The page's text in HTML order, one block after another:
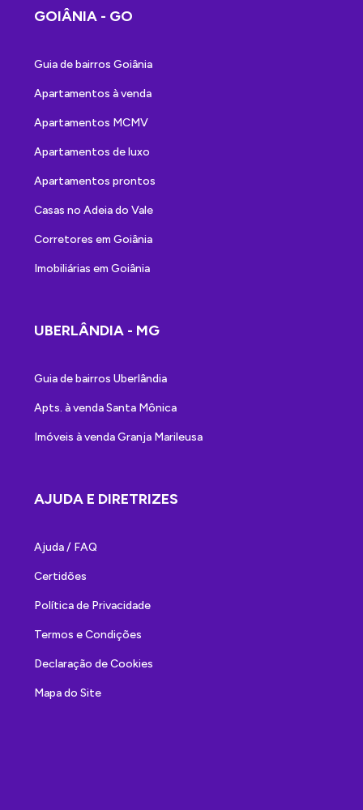
GOIÂNIA - GO
Guia de bairros Goiânia
Apartamentos à venda
Apartamentos MCMV
Apartamentos de luxo
Apartamentos prontos
Casas no Adeia do Vale
Corretores em Goiânia
Imobiliárias em Goiânia
UBERLÂNDIA - MG
Guia de bairros Uberlândia
Apts. à venda Santa Mônica
Imóveis à venda Granja Marileusa
AJUDA E DIRETRIZES
Ajuda / FAQ
Certidões
Política de Privacidade
Termos e Condições
Declaração de Cookies
Mapa do Site